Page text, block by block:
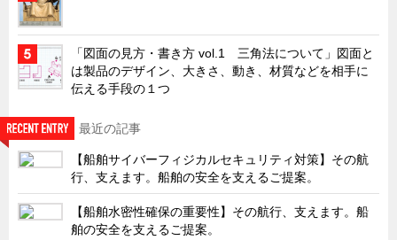
「図面の見方・書き方 vol.1 三角法について」図面と
は製品のデザイン、大きさ、動き、材質などを相手に
伝える手段の１つ
最近の記事
【船舶サイバーフィジカルセキュリティ対策】その航
行、支えます。船舶の安全を支えるご提案。
【船舶水密性確保の重要性】その航行、支えます。船
舶の安全を支えるご提案。